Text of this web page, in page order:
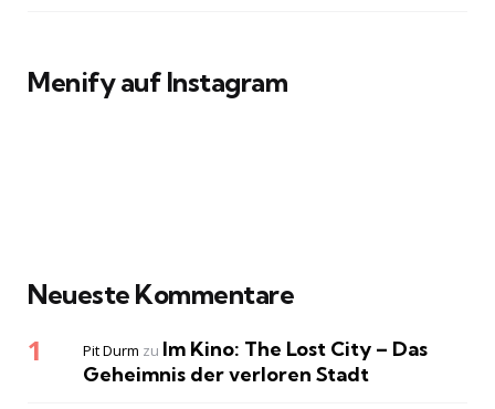
Menify auf Instagram
Neueste Kommentare
Pit Durm zu Im Kino: The Lost City – Das
Geheimnis der verloren Stadt